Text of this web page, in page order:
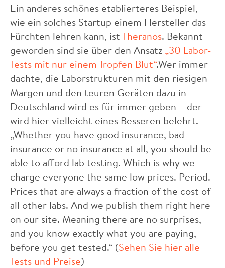
Ein anderes schönes etablierteres Beispiel,
wie ein solches Startup einem Hersteller das
Fürchten lehren kann, istTheranos. Bekannt
geworden sind sie über den Ansatz „30 Labor-
Tests mit nur einem Tropfen Blut“.Wer immer
dachte, die Laborstrukturen mit den riesigen
Margen und den teuren Geräten dazu in
Deutschland wird es für immer geben – der
wird hier vielleicht eines Besseren belehrt.
„Whether you have good insurance, bad
insurance or no insurance at all, you should be
able to afford lab testing. Which is why we
charge everyone the same low prices. Period.
Prices that are always a fraction of the cost of
all other labs. And we publish them right here
on our site. Meaning there are no surprises,
and you know exactly what you are paying,
before you get tested.“ (Sehen Sie hier alle
Tests und Preise)